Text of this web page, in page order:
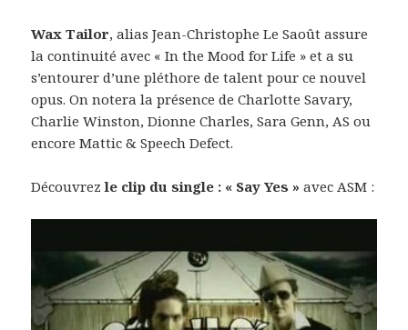
Wax Tailor, alias Jean-Christophe Le Saoût assure
la continuité avec « In the Mood for Life » et a su
s’entourer d’une pléthore de talent pour ce nouvel
opus. On notera la présence de Charlotte Savary,
Charlie Winston, Dionne Charles, Sara Genn, AS ou
encore Mattic & Speech Defect.
Découvrez le clip du single : « Say Yes » avec ASM :